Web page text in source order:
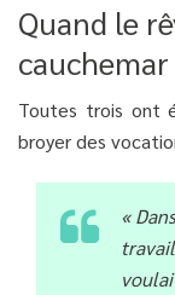
Quand le
cauchemar
Toutes trois ont
broyer des
«